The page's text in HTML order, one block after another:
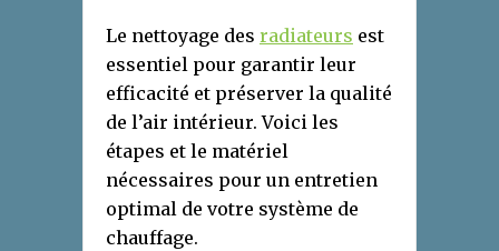
Le nettoyage des radiateurs est
essentiel pour garantir leur
efficacité et préserver la qualité
de l’air intérieur. Voici les
étapes et le matériel
nécessaires pour un entretien
optimal de votre système de
chauffage.